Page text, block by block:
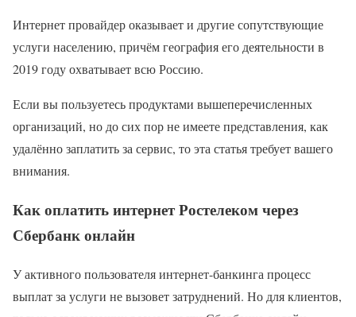
Интернет провайдер оказывает и другие сопутствующие
услуги населению, причём география его деятельности в
2019 году охватывает всю Россию.
Если вы пользуетесь продуктами вышеперечисленных
организаций, но до сих пор не имеете представления, как
удалённо заплатить за сервис, то эта статья требует вашего
внимания.
Как оплатить интернет Ростелеком через
Сбербанк онлайн
У активного пользователя интернет-банкинга процесс
выплат за услуги не вызовет затруднений. Но для клиентов,